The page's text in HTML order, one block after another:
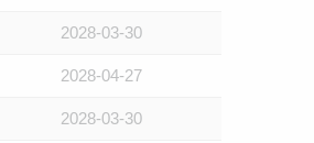
2028-03-30
2028-04-27
2028-03-30